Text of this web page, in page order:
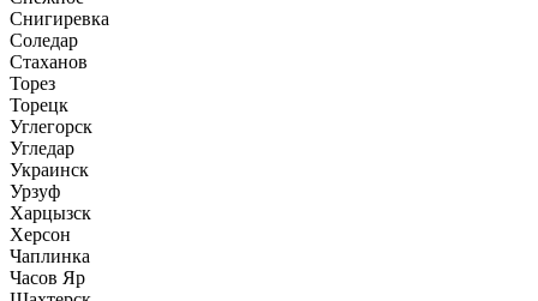
Снигиревка
Соледар
Стаханов
Торез
Торецк
Углегорск
Угледар
Украинск
Урзуф
Харцызск
Херсон
Чаплинка
Часов Яр